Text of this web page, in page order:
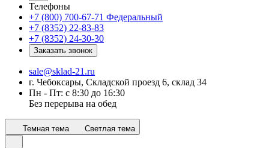
Телефоны
+7 (800) 700-67-71 Федеральный
+7 (8352) 22-83-83
+7 (8352) 24-30-30
Заказать звонок
sale@sklad-21.ru
г. Чебоксары, Складской проезд 6, склад 34
Пн - Пт: с 8:30 до 16:30
Без перерыва на обед
Темная тема Светлая тема